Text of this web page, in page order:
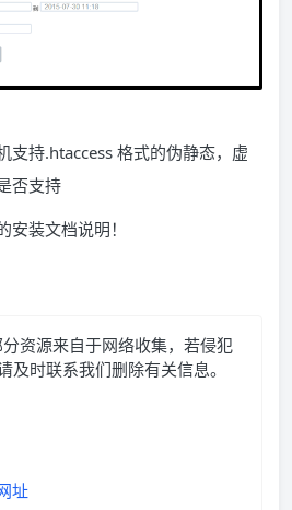
支持.htaccess 格式的伪静态，虚
否支持
装文档说明！
资源来自于网络收集，若侵犯
及时联系我们删除有关信息。
址